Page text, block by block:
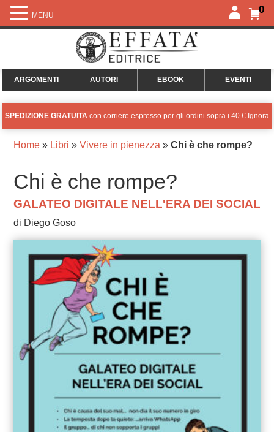
0
ARGOMENTI AUTORI EBOOK EVENTI
SPEDIZIONE GRATUITA con corriere espresso per gli ordini sopra i 40 € Ignora
Home» Libri » Vivere in pienezza » Chi è che rompe?
Chi è che rompe?
GALATEO DIGITALE NELL'ERA DEI SOCIAL
di Diego Goso
MENU